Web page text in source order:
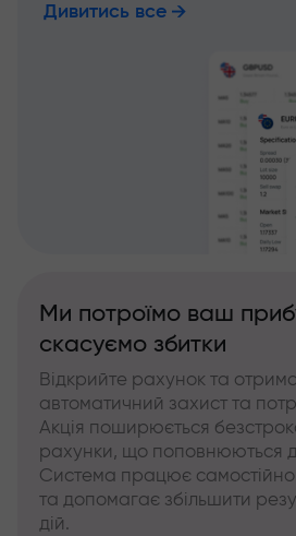
Дивитись все
Ми потроїмо ваш
скасуємо збитки
Відкрийте рахунок та
автоматичний захист та
Акція поширюється
рахунки, що поповнюються
Система працює
та допомагає збільшити
дій.